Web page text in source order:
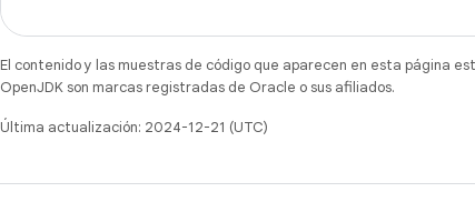
El contenido y las muestras de código que aparecen en esta página
OpenJDK son marcas registradas de Oracle o sus afiliados.
Última actualización: 2024-12-21 (UTC)